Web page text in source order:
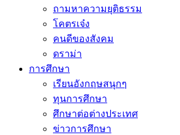
ถามหาความยุติธรรม
โคตรเจ๋ง
คนดีของสังคม
ดราม่า
การศึกษา
เรียนอังกฤษสนุกๆ
ทุนการศึกษา
ศึกษาต่อต่างประเทศ
ข่าวการศึกษา